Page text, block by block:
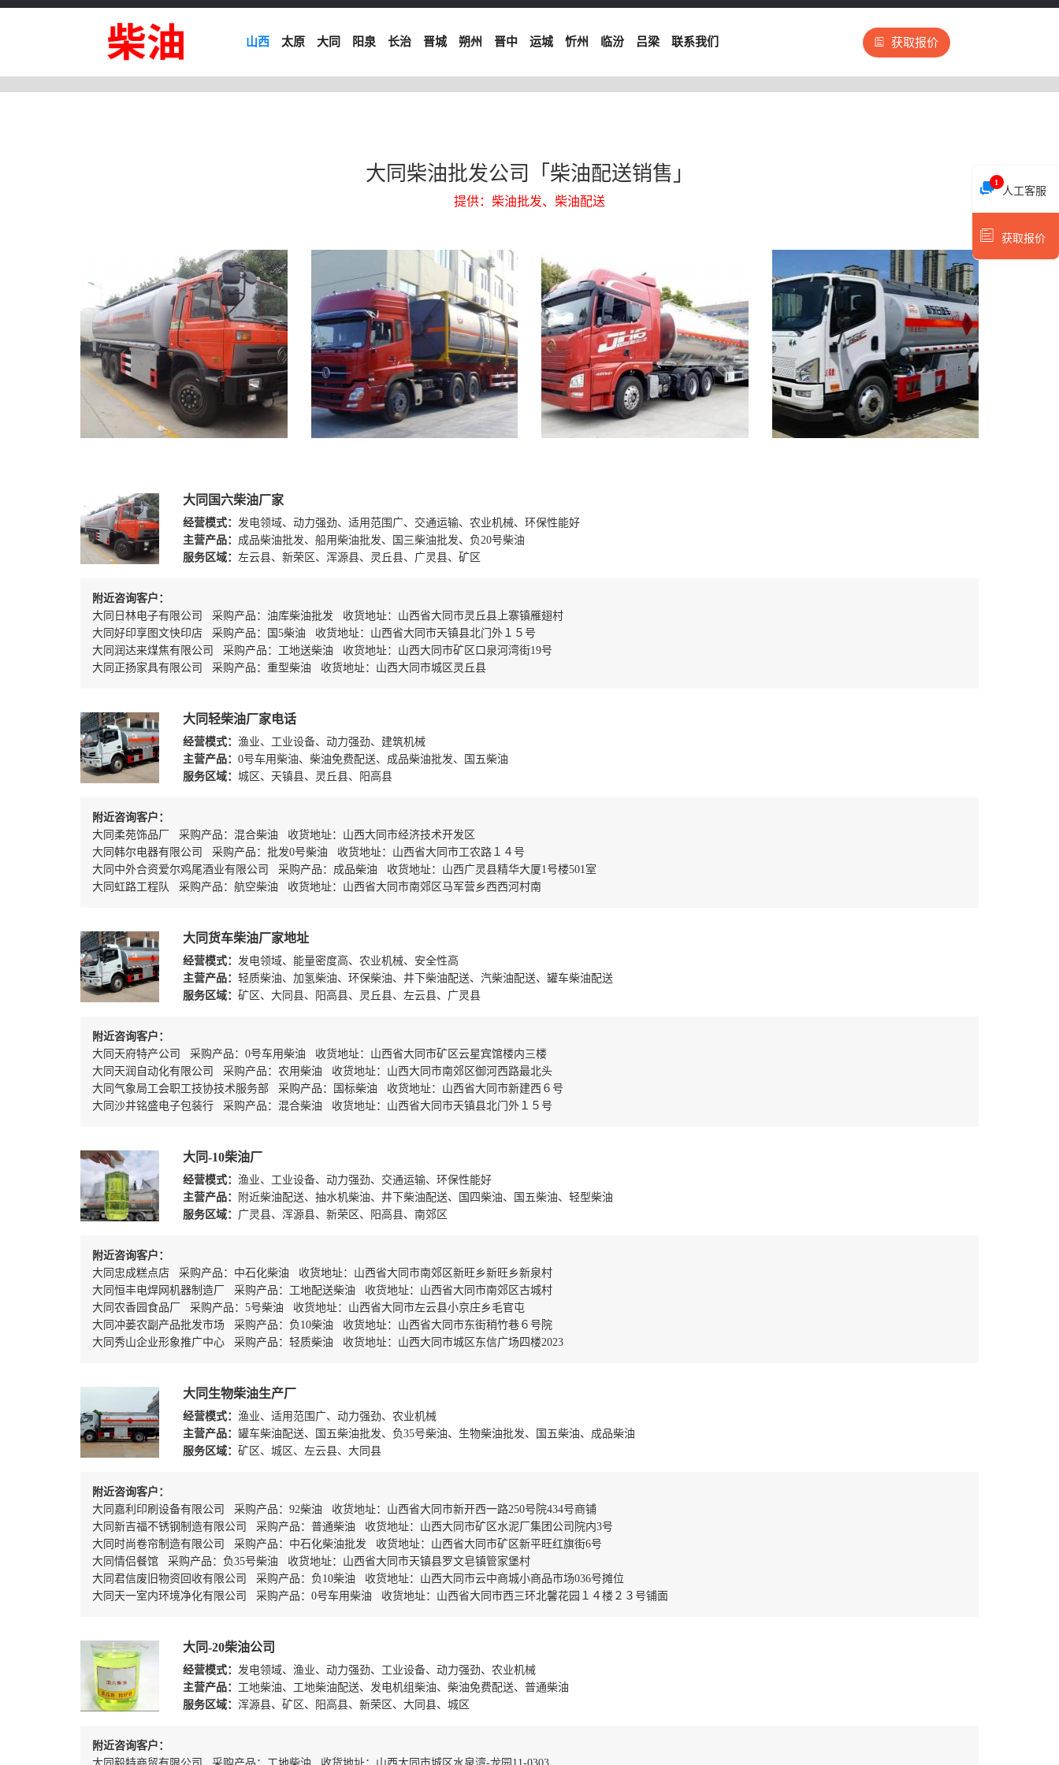
山西 太原 大同 阳泉 长治 晋城 朔州 晋中 运城 忻州 临汾 吕梁 联系我们 获取报价
大同柴油批发公司「柴油配送销售」
提供：柴油批发、柴油配送
大同国六柴油厂家
经营模式： 发电领域、动力强劲、适用范围广、交通运输、农业机械、环保性能好
主营产品： 成品柴油批发、船用柴油批发、国三柴油批发、负20号柴油
服务区域： 左云县、新荣区、浑源县、灵丘县、广灵县、矿区
附近咨询客户：
大同日林电子有限公司 采购产品：油库柴油批发 收货地址：山西省大同市灵丘县上寨镇雁翅村
大同好印享图文快印店 采购产品：国5柴油 收货地址：山西省大同市天镇县北门外１５号
大同润达来煤焦有限公司 采购产品：工地送柴油 收货地址：山西大同市矿区口泉河湾街19号
大同正扬家具有限公司 采购产品：重型柴油 收货地址：山西大同市城区灵丘县
大同轻柴油厂家电话
经营模式： 渔业、工业设备、动力强劲、建筑机械
主营产品： 0号车用柴油、柴油免费配送、成品柴油批发、国五柴油
服务区域： 城区、天镇县、灵丘县、阳高县
附近咨询客户：
大同柔苑饰品厂 采购产品：混合柴油 收货地址：山西大同市经济技术开发区
大同韩尔电器有限公司 采购产品：批发0号柴油 收货地址：山西省大同市工农路１４号
大同中外合资爱尔鸡尾酒业有限公司 采购产品：成品柴油 收货地址：山西广灵县精华大厦1号楼501室
大同虹路工程队 采购产品：航空柴油 收货地址：山西省大同市南郊区马军营乡西西河村南
大同货车柴油厂家地址
经营模式： 发电领域、能量密度高、农业机械、安全性高
主营产品： 轻质柴油、加氢柴油、环保柴油、井下柴油配送、汽柴油配送、罐车柴油配送
服务区域： 矿区、大同县、阳高县、灵丘县、左云县、广灵县
附近咨询客户：
大同天府特产公司 采购产品：0号车用柴油 收货地址：山西省大同市矿区云星宾馆楼内三楼
大同天润自动化有限公司 采购产品：农用柴油 收货地址：山西大同市南郊区御河西路最北头
大同气象局工会职工技协技术服务部 采购产品：国标柴油 收货地址：山西省大同市新建西６号
大同沙井铭盛电子包装行 采购产品：混合柴油 收货地址：山西省大同市天镇县北门外１５号
大同-10柴油厂
经营模式： 渔业、工业设备、动力强劲、交通运输、环保性能好
主营产品：
附近柴油配送、抽水机柴油、井下柴油配送、国四柴油、国五柴油、轻型柴油
服务区域： 广灵县、浑源县、新荣区、阳高县、南郊区
附近咨询客户：
大同忠成糕点店 采购产品：中石化柴油 收货地址：山西省大同市南郊区新旺乡新旺乡新泉村
大同恒丰电焊网机器制造厂 采购产品：工地配送柴油 收货地址：山西省大同市南郊区古城村
大同农香园食品厂 采购产品：5号柴油 收货地址：山西省大同市左云县小京庄乡毛官屯
大同冲蒌农副产品批发市场 采购产品：负10柴油 收货地址：山西省大同市东街稍竹巷６号院
大同秀山企业形象推广中心 采购产品：轻质柴油 收货地址：山西大同市城区东信广场四楼2023
大同生物柴油生产厂
经营模式： 渔业、适用范围广、动力强劲、农业机械
主营产品： 罐车柴油配送、国五柴油批发、负35号柴油、生物柴油批发、国五柴油、成品柴油
服务区域： 矿区、城区、左云县、大同县
附近咨询客户：
大同嘉利印刷设备有限公司 采购产品：92柴油 收货地址：山西省大同市新开西一路250号院434号商铺
大同新吉福不锈钢制造有限公司 采购产品：普通柴油 收货地址：山西大同市矿区水泥厂集团公司院内3号
大同时尚卷帘制造有限公司 采购产品：中石化柴油批发 收货地址：山西省大同市矿区新平旺红旗街6号
大同情侣餐馆 采购产品：负35号柴油 收货地址：山西省大同市天镇县罗文皂镇管家堡村
大同君信废旧物资回收有限公司 采购产品：负10柴油 收货地址：山西大同市云中商城小商品市场036号摊位
大同天一室内环境净化有限公司 采购产品：0号车用柴油 收货地址：山西省大同市西三环北馨花园１４楼２３号铺面
大同-20柴油公司
经营模式： 发电领域、渔业、动力强劲、工业设备、动力强劲、农业机械
主营产品： 工地柴油、工地柴油配送、发电机组柴油、柴油免费配送、普通柴油
服务区域： 浑源县、矿区、阳高县、新荣区、大同县、城区
附近咨询客户：
人工客服
1
获取报价